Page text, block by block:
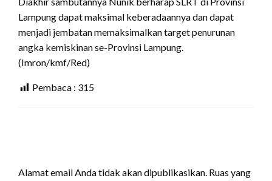
Lampung dapat maksimal keberadaannya dan dapat
menjadi jembatan memaksimalkan target penurunan
angka kemiskinan se-Provinsi Lampung.
(Imron/kmf/Red)
Pembaca : 315
Alamat email Anda tidak akan dipublikasikan. Ruas yang